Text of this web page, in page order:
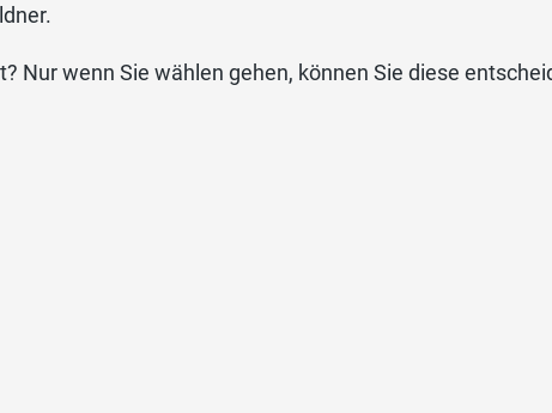
Nur wenn Sie wählen gehen, können Sie diese